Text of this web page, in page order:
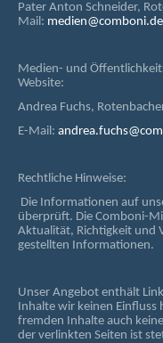
Pater Anton Schneider,
Mail: medien@comboni.de
Medien- und
Website:
Andrea Fuchs,
E-Mail:
Rechtliche Hinweise:
Die Informationen auf
überprüft. Die Comboni-
Aktualität, Richtigkeit und
gestellten Informationen.
Unser Angebot enthält
Inhalte wir keinen Einfluss
fremden Inhalte auch
der verlinkten Seiten ist